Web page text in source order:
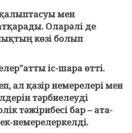
қалыптасуы мен
Оларәлі де
көзі болып
іс-шара өтті.
ал қазір немерелері мен
тәрбиелеуді
тәжірибесі бар – ата-
немерелеркелді.